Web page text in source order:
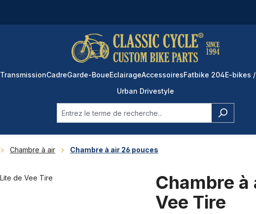
TransmissionCadreGarde-BoueEclairageAccessoiresFatbike 204E-bikes
Urban Drivestyle
Chambre à air Chambre à air 26 pouces
Chambre à
Vee Tire